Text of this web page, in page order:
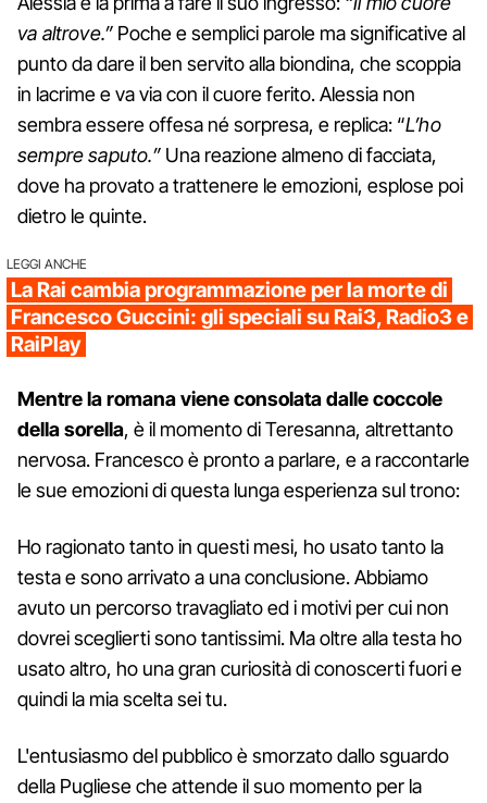
va altrove.” Poche e semplici parole ma significative al
punto da dare il ben servito alla biondina, che scoppia
in lacrime e va via con il cuore ferito. Alessia non
sembra essere offesa né sorpresa, e replica: “L’ho
sempre saputo.”Una reazione almeno di facciata,
dove ha provato a trattenere le emozioni, esplose poi
dietro le quinte.
LEGGI ANCHE
La Rai cambia programmazione per la morte di
Francesco Guccini: gli speciali su Rai3, Radio3 e
RaiPlay
Mentre la romana viene consolata dalle coccole
della sorella, è il momento di Teresanna, altrettanto
nervosa. Francesco è pronto a parlare, e a raccontarle
le sue emozioni di questa lunga esperienza sul trono:
Ho ragionato tanto in questi mesi, ho usato tanto la
testa e sono arrivato a una conclusione. Abbiamo
avuto un percorso travagliato ed i motivi per cui non
dovrei sceglierti sono tantissimi. Ma oltre alla testa ho
usato altro, ho una gran curiosità di conoscerti fuori e
quindi la mia scelta sei tu.
L'entusiasmo del pubblico è smorzato dallo sguardo
della Pugliese che attende il suo momento per la